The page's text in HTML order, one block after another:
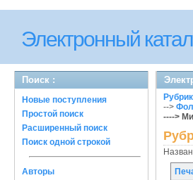
Электронный
Поиск :
Новые поступления
Простой поиск
Расширенный поиск
Поиск одной строкой
Авторы
-->
---->